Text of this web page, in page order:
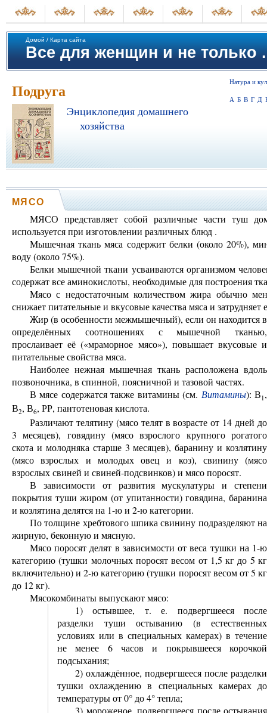
Домой / Карта сайта
Все для женщин и не только
Подруга
Энциклопедия домашнего
хозяйства
Натура и
А Б В Г Д
МЯСО
МЯСО представляет собой различные части туш
используется при изготовлении различных блюд .
Мышечная ткань мяса содержит белки (около 20%),
воду (около 75%).
Белки мышечной ткани усваиваются организмом
содержат все аминокислоты, необходимые для построения
Мясо с недостаточным количеством жира обычно
снижает питательные и вкусовые качества мяса и
Жир (в особенности межмышечный), если он находится в
определённых соотношениях с мышечной тканью,
прослаивает её («мраморное мясо»), повышает вкусовые и
питательные свойства мяса.
Наиболее нежная мышечная ткань расположена вдоль
позвоночника, в спинной, поясничной и тазовой частях.
В мясе содержатся также витамины (см. Витамины): В1 ,
В2, В6, РР, пантотеновая кислота.
Различают телятину (мясо телят в возрасте от 14 дней до
3 месяцев), говядину (мясо взрослого крупного рогатого
скота и молодняка старше 3 месяцев), баранину и козлятину
(мясо взрослых и молодых овец и коз), свинину (мясо
взрослых свиней и свиней-подсвинков) и мясо поросят.
В зависимости от развития мускулатуры и степени
покрытия туши жиром (от упитанности) говядина, баранина
и козлятина делятся на 1-ю и 2-ю категории.
По толщине хребтового шпика свинину подразделяют на
жирную, беконную и мясную.
Мясо поросят делят в зависимости от веса тушки на 1-ю
категорию (тушки молочных поросят весом от 1,5 кг до 5 кг
включительно) и 2-ю категорию (тушки поросят весом от 5 кг
до 12 кг).
Мясокомбинаты выпускают мясо:
1) остывшее, т. е. подвергшееся после
разделки туши остыванию (в естественных
условиях или в специальных камерах) в течение
не менее 6 часов и покрывшееся корочкой
подсыхания;
2) охлаждённое, подвергшееся после разделки
тушки охлаждению в специальных камерах до
температуры от 0° до 4° тепла;
3) мороженое, подвергшееся после остывания